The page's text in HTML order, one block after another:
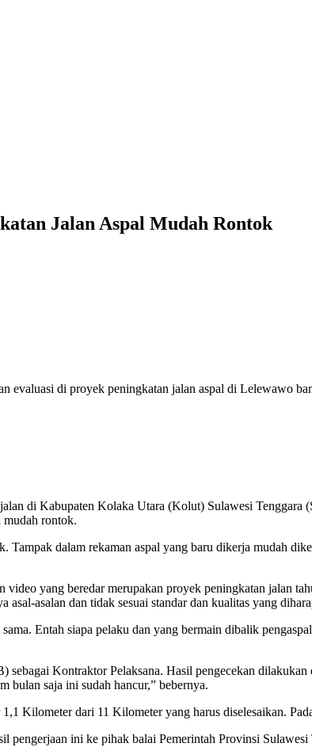
Jalan Aspal Mudah Rontok
di proyek peningkatan jalan aspal di Lelewawo
di Kabupaten Kolaka Utara (Kolut) Sulawesi Tenggara
mudah rontok.
dalam rekaman aspal yang baru dikerja mudah
yang beredar merupakan proyek peningkatan jalan
asalan dan tidak sesuai standar dan kualitas yang
Entah siapa pelaku dan yang bermain dibalik
Kontraktor Pelaksana. Hasil pengecekan
bulan saja ini sudah hancur,” bebernya.
Kilometer dari 11 Kilometer yang harus diselesaikan.
ini ke pihak balai Pemerintah Provinsi